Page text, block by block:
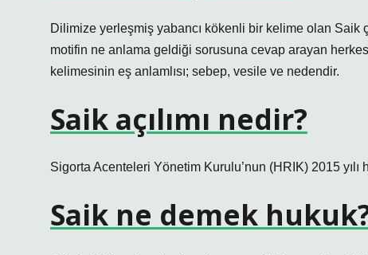
Dilimize yerleşmiş yabancı kökenli bir kelime olan Saik
motifin ne anlama geldiği sorusuna cevap arayan
kelimesinin eş anlamlısı; sebep, vesile ve nedendir.
Saik açılımı nedir?
Sigorta Acenteleri Yönetim Kurulu’nun (HRIK) 2015 yılı
Saik ne demek